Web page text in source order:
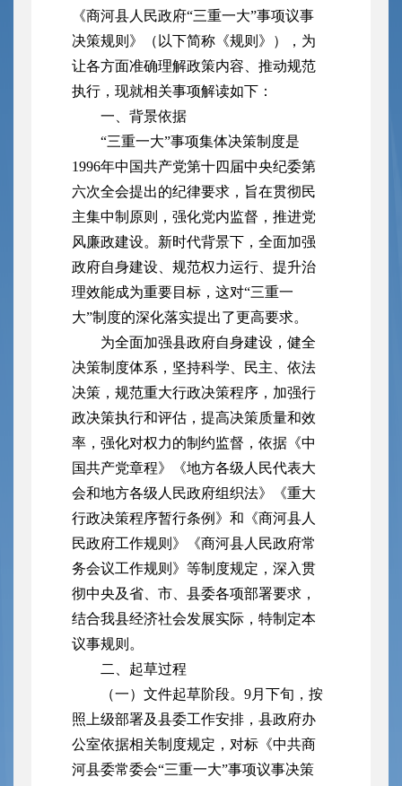
《商河县人民政府“三重一大”事项议事
决策规则》（以下简称《规则》），为
让各方面准确理解政策内容、推动规范
执行，现就相关事项解读如下：
一、背景依据
“三重一大”事项集体决策制度是
1996年中国共产党第十四届中央纪委第
六次全会提出的纪律要求，旨在贯彻民
主集中制原则，强化党内监督，推进党
风廉政建设。新时代背景下，全面加强
政府自身建设、规范权力运行、提升治
理效能成为重要目标，这对“三重一
大”制度的深化落实提出了更高要求。
为全面加强县政府自身建设，健全
决策制度体系，坚持科学、民主、依法
决策，规范重大行政决策程序，加强行
政决策执行和评估，提高决策质量和效
率，强化对权力的制约监督，依据《中
国共产党章程》《地方各级人民代表大
会和地方各级人民政府组织法》《重大
行政决策程序暂行条例》和《商河县人
民政府工作规则》《商河县人民政府常
务会议工作规则》等制度规定，深入贯
彻中央及省、市、县委各项部署要求，
结合我县经济社会发展实际，特制定本
议事规则。
二、起草过程
（一）文件起草阶段。9月下旬，按
照上级部署及县委工作安排，县政府办
公室依据相关制度规定，对标《中共商
河县委常委会“三重一大”事项议事决策